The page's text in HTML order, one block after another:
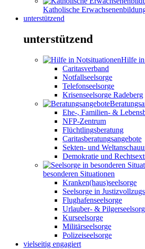
Katholische
unterstützend
unterstützend
Hilfe in
Caritasverband
Notfallseelsorge
Telefonseelsorge
Krisenseelsorge Radeberg
Ehe-, Familien- &
NFP-Zentrum
Flüchtlingsberatung
Caritasberatungsangebote
Sekten- und
Demokratie und
besonderen Situationen
Kranken(haus)seelsorge
Seelsorge in
Flughafenseelsorge
Urlauber- &
Kurseelsorge
Militärseelsorge
Polizeiseelsorge
vielseitig engagiert